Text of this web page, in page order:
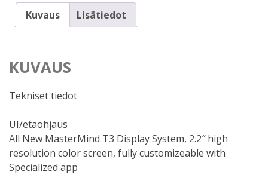
(S4)
määräKuvaus Lisätiedot
KUVAUS
Tekniset tiedot
UI/etäohjaus
All New MasterMind T3 Display System, 2.2″ high
resolution color screen, fully customizeable with
Specialized app